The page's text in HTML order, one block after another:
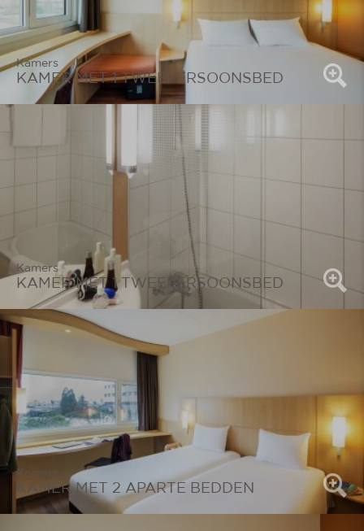
Kamers
KAMER MET 1 TWEEPERSOONSBED
Kamers
KAMER MET 1 TWEEPERSOONSBED
Kamers
KAMER MET 2 APARTE BEDDEN